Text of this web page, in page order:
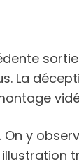
La
y
illustration